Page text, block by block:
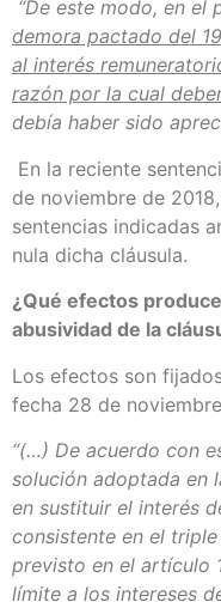
“De este modo, en el
demora pactado del
al interés
razón por la cual
debía haber sido
En la reciente
de noviembre de
sentencias indicadas
nula dicha cláusula.
¿Qué efectos
abusividad de la
Los efectos son
fecha 28 de
“(…) De acuerdo con
solución adoptada en
en sustituir el interés
consistente en el
previsto en el artículo
límite a los intereses